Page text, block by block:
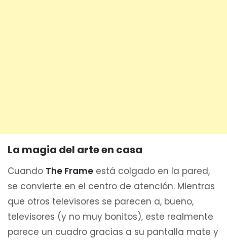
La magia del arte en casa
Cuando The Frame está colgado en la pared,
se convierte en el centro de atención. Mientras
que otros televisores se parecen a, bueno,
televisores (y no muy bonitos), este realmente
parece un cuadro gracias a su pantalla mate y